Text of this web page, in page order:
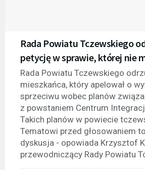
Rada Powiatu Tczewskiego
petycję w sprawie, której nie
Rada Powiatu Tczewskiego
mieszkańca, który apelował o
sprzeciwu wobec planów
z powstaniem Centrum
Takich planów w powiecie
Tematowi przed głosowaniem
dyskusja - opowiada Krzysztof
przewodniczący Rady Powiatu